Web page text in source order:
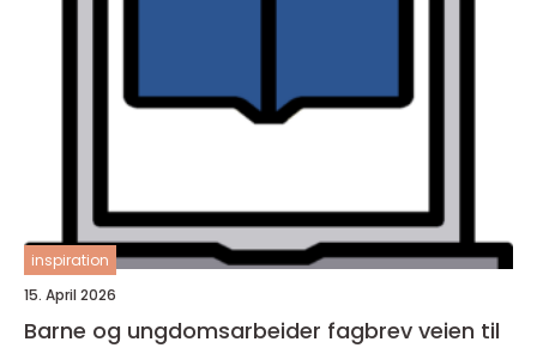
inspiration
15. April 2026
Barne og ungdomsarbeider fagbrev veien til